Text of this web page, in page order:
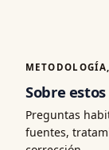
Sobre
Preguntas
fuentes,